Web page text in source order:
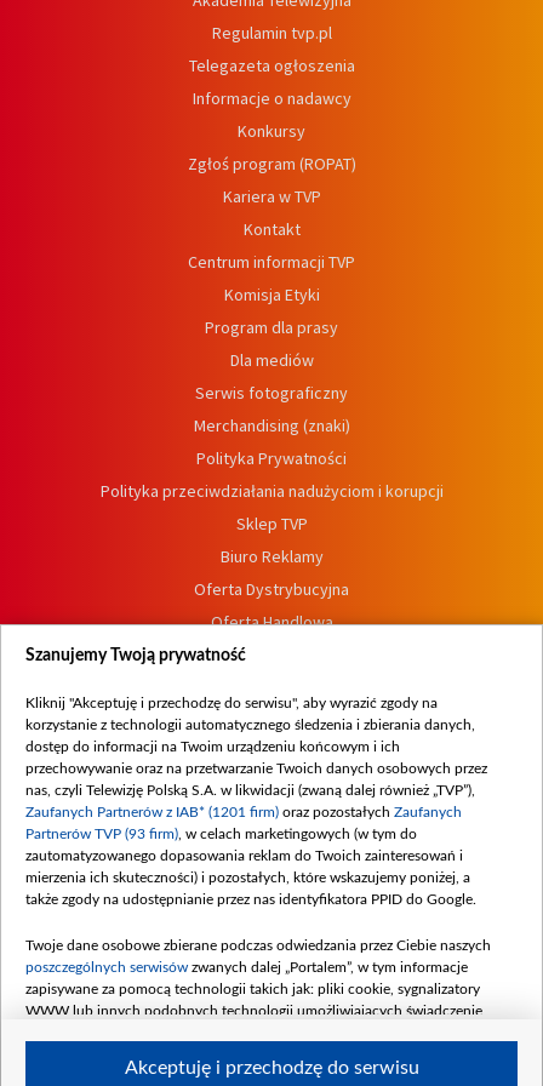
Regulamin tvp.pl
Telegazeta ogłoszenia
Informacje o nadawcy
Konkursy
Zgłoś program (ROPAT)
Kariera w TVP
Kontakt
Centrum informacji TVP
Komisja Etyki
Program dla prasy
Dla mediów
Serwis fotograficzny
Merchandising (znaki)
Polityka Prywatności
Polityka przeciwdziałania nadużyciom i korupcji
Sklep TVP
Biuro Reklamy
Oferta Dystrybucyjna
Oferta Handlowa
Dostępność
Procedura zgłoszeń wewnętrznych
Szanujemy Twoją prywatność
Kliknij "Akceptuję i przechodzę do serwisu", aby wyrazić zgody na
korzystanie z technologii automatycznego śledzenia i zbierania danych,
dostęp do informacji na Twoim urządzeniu końcowym i ich
przechowywanie oraz na przetwarzanie Twoich danych osobowych przez
nas, czyli Telewizję Polską S.A. w likwidacji (zwaną dalej również „TVP”),
Zaufanych Partnerów z IAB* (1201 firm) oraz pozostałych Zaufanych
Partnerów TVP (93 firm) , w celach marketingowych (w tym do
zautomatyzowanego dopasowania reklam do Twoich zainteresowań i
mierzenia ich skuteczności) i pozostałych, które wskazujemy poniżej, a
także zgody na udostępnianie przez nas identyfikatora PPID do Google.
Twoje dane osobowe zbierane podczas odwiedzania przez Ciebie naszych
poszczególnych serwisów zwanych dalej „Portalem”, w tym informacje
zapisywane za pomocą technologii takich jak: pliki cookie, sygnalizatory
WWW lub innych podobnych technologii umożliwiających świadczenie
Akceptuję i przechodzę do serwisu